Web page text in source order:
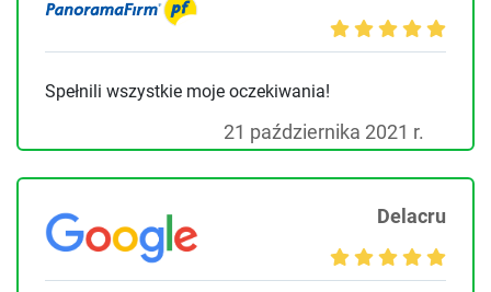
Spełnili wszystkie moje oczekiwania!
21 października 2021 r.
Delacru